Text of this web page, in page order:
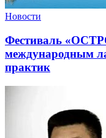
Новости
Фестиваль
международным
практик